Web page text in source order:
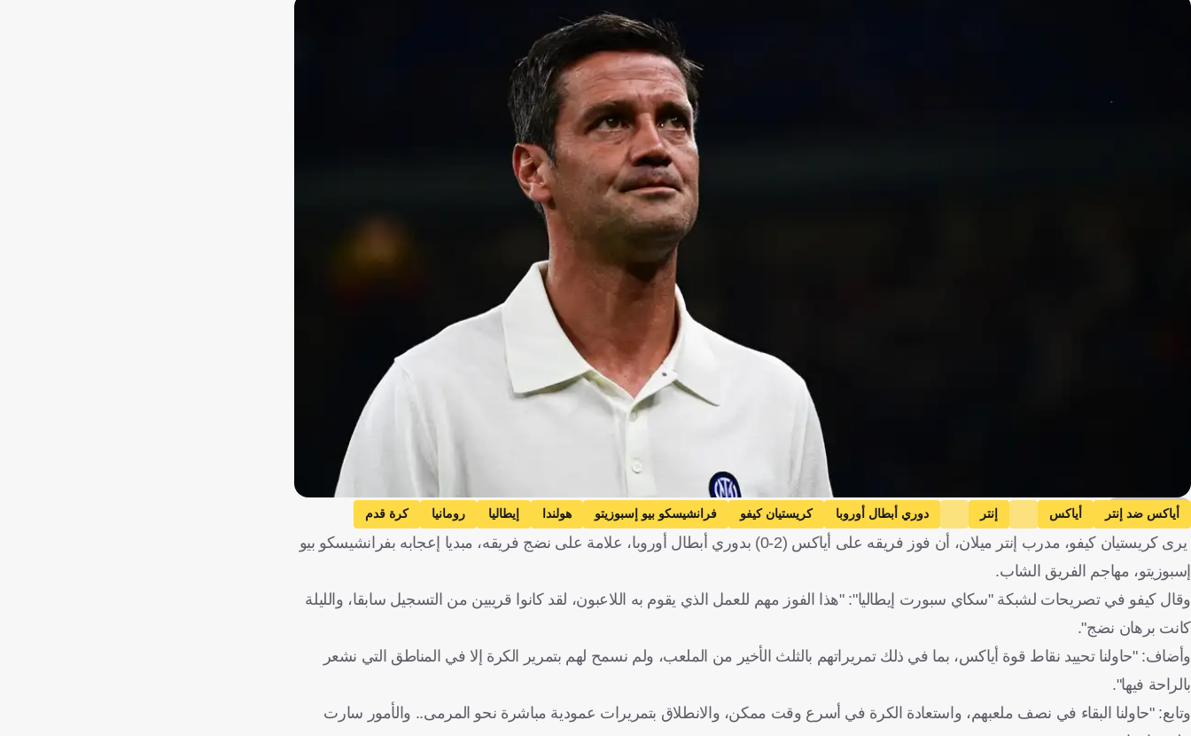
Getty Images
أياكس ضد إنتر أياكس إنتر دوري أبطال أوروبا كريستيان كيفو فرانشيسكو بيو إسبوزيتو هولندا إيطاليا رومانيا كرة قدم
يرى كريستيان كيفو، مدرب إنتر ميلان، أن فوز فريقه على أياكس (2-0) بدوري أبطال أوروبا، علامة على نضج فريقه، مبديا إعجابه بفرانشيسكو بيو
إسبوزيتو، مهاجم الفريق الشاب.
وقال كيفو في تصريحات لشبكة "سكاي سبورت إيطاليا": "هذا الفوز مهم للعمل الذي يقوم به اللاعبون، لقد كانوا قريبين من التسجيل سابقا، والليلة
كانت برهان نضج".
وأضاف: "حاولنا تحييد نقاط قوة أياكس، بما في ذلك تمريراتهم بالثلث الأخير من الملعب، ولم نسمح لهم بتمرير الكرة إلا في المناطق التي نشعر
بالراحة فيها".
وتابع: "حاولنا البقاء في نصف ملعبهم، واستعادة الكرة في أسرع وقت ممكن، والانطلاق بتمريرات عمودية مباشرة نحو المرمى.. والأمور سارت